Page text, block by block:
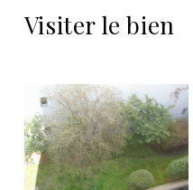
Visiter le bien